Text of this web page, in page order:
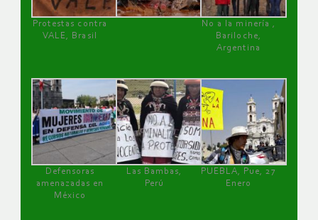
Protestas contra
VALE, Brasil
No a la minería ,
Bariloche,
Argentina
Defensoras
amenazadas en
México
Las Bambas,
Perú
PUEBLA, Pue, 27
Enero